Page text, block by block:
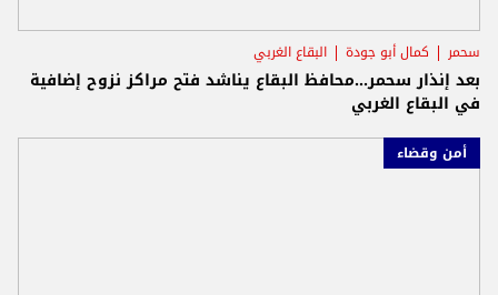
سحمر كمال أبو جودة البقاع الغربي
بعد إنذار سحمر...محافظ البقاع يناشد فتح مراكز نزوح إضافية
في البقاع الغربي
أمن وقضاء